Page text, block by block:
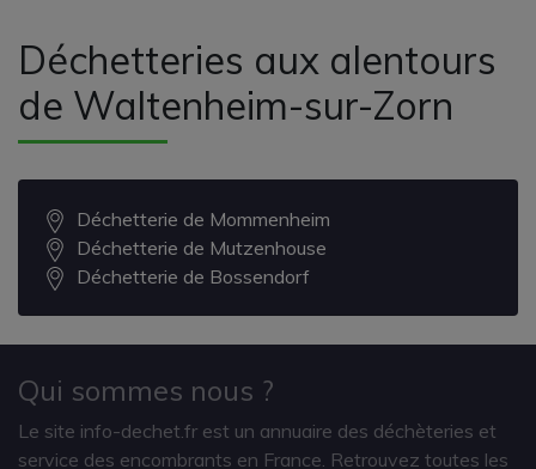
Déchetteries aux alentours
de Waltenheim-sur-Zorn
Déchetterie de Mommenheim
Déchetterie de Mutzenhouse
Déchetterie de Bossendorf
Qui sommes nous ?
Le site info-dechet.fr est un annuaire des déchèteries et
service des encombrants en France. Retrouvez toutes les